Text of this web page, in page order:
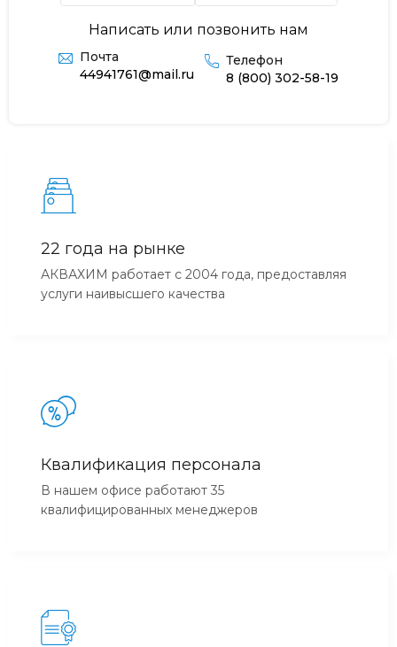
Написать или позвонить нам
Почта
44941761@mail.ru
Телефон
8 (800) 302-58-19
22 года на рынке
АКВАХИМ работает с 2004 года, предоставляя
услуги наивысшего качества
Квалификация персонала
В нашем офисе работают 35
квалифицированных менеджеров